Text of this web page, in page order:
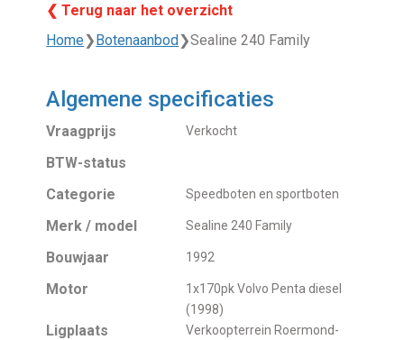
❮ Terug naar het overzicht
Home❯Botenaanbod❯Sealine 240 Family
Algemene specificaties
Vraagprijs Verkocht
BTW-status
Categorie
Speedboten en sportboten
Merk / model Sealine 240 Family
Bouwjaar 1992
Motor
1x170pk Volvo Penta diesel
(1998)
Ligplaats
Verkoopterrein Roermond-